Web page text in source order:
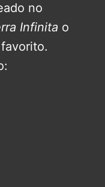
no
Infinita o